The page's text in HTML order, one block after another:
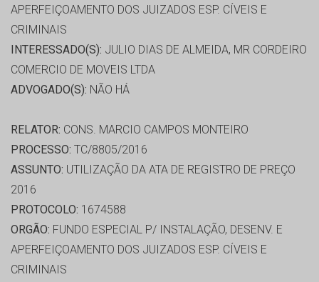
APERFEIÇOAMENTO DOS JUIZADOS ESP. CÍVEIS E
CRIMINAIS
INTERESSADO(S): JULIO DIAS DE ALMEIDA, MR CORDEIRO
COMERCIO DE MOVEIS LTDA
ADVOGADO(S): NÃO HÁ
RELATOR: CONS. MARCIO CAMPOS MONTEIRO
PROCESSO: TC/8805/2016
ASSUNTO: UTILIZAÇÃO DA ATA DE REGISTRO DE PREÇO
2016
PROTOCOLO: 1674588
ORGÃO: FUNDO ESPECIAL P/ INSTALAÇÃO, DESENV. E
APERFEIÇOAMENTO DOS JUIZADOS ESP. CÍVEIS E
CRIMINAIS